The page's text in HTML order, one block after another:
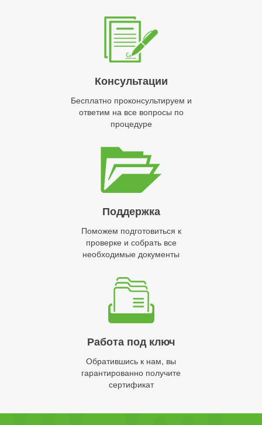
Консультации
Бесплатно проконсультируем и
ответим на все вопросы по
процедуре
Поддержка
Поможем подготовиться к
проверке и собрать все
необходимые документы
Работа под ключ
Обратившись к нам, вы
гарантированно получите
сертификат